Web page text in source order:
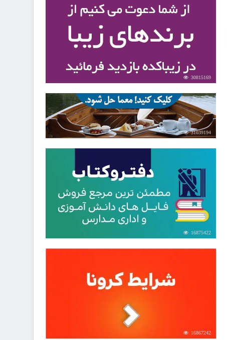
30815169
31039194
16875422
16867242